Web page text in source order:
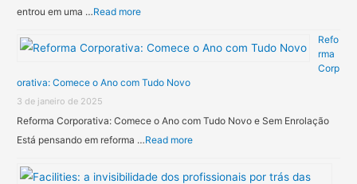
entrou em uma …Read more
Refo
rma
Corp
orativa: Comece o Ano com Tudo Novo
3 de janeiro de 2025
Reforma Corporativa: Comece o Ano com Tudo Novo e Sem Enrolação
Está pensando em reforma …Read more